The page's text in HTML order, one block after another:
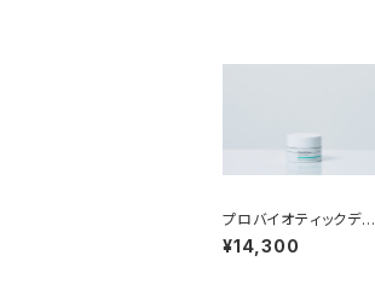
プロバイオティックデイ
クリームSPF15
¥14,300